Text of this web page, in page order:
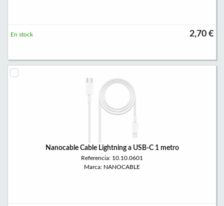
2,70 €
En stock
Nanocable Cable Lightning a USB-C 1 metro
Referencia: 10.10.0601
Marca: NANOCABLE